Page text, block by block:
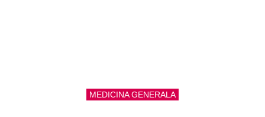
MEDICINA GENERALA